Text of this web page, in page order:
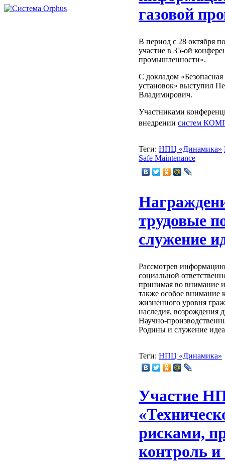
газовой
В период с 28 октября
участие в 35-ой
промышленности».
С докладом
установок» выступил
Владимирович.
Участниками
внедрении систем
Теги: НПЦ «Динамика»
Safe Maintenance
трудовые
служение
Рассмотрев
социальной
принимая во внимание
также особое
жизненного уровня
наследия, возрождения
Научно-
Родины и служение
Теги: НПЦ «Динамика»
Участие
рисками,
контроль